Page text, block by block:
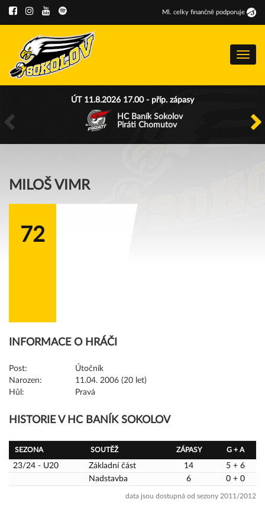
Ml . celky finančně podporuje
Menu
ÚT 11.8.2026 17.00 - příp. zápasy
HC Baník Sokolov
Piráti Chomutov
MILOŠ VIMR
72
INFORMACE O HRÁČI
Post:
Útočník
Narozen:
11.04. 2006 (20 let)
Hůl:
Pravá
HISTORIE V HC BANÍK SOKOLOV
SEZONA SOUTĚŽ ZÁPASY G + A
23/24 - U20 Základní část 14
5 + 6
Nadstavba
6 0 + 0
data jsou dostupná od sezony 2011/2012